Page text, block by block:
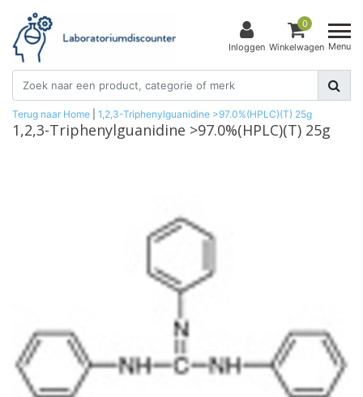
Inloggen
0
Winkelwagen Menu
Terug naar Home 1,2,3-Triphenylguanidine >97.0%(HPLC)(T) 25g
1,2,3-Triphenylguanidine >97.0%(HPLC)(T) 25g